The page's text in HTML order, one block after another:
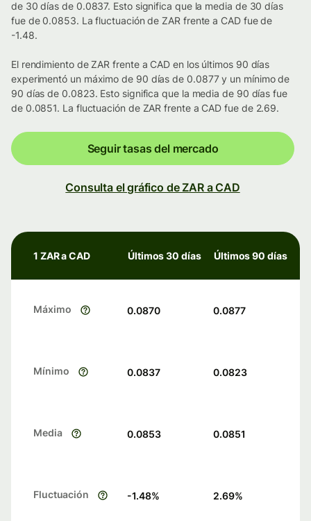
de 30 días de 0.0837. Esto significa que la media de 30 días
fue de 0.0853. La fluctuación de ZAR frente a CAD fue de
-1.48.
El rendimiento de ZAR frente a CAD en los últimos 90 días
experimentó un máximo de 90 días de 0.0877 y un mínimo de
90 días de 0.0823. Esto significa que la media de 90 días fue
de 0.0851. La fluctuación de ZAR frente a CAD fue de 2.69.
Seguir tasas del mercado
Consulta el gráfico de ZAR a CAD
1 ZAR a CAD Últimos 30 días Últimos 90 días
Máximo 0.0870 0.0877
Mínimo 0.0837 0.0823
Media 0.0853 0.0851
Fluctuación -1.48% 2.69%